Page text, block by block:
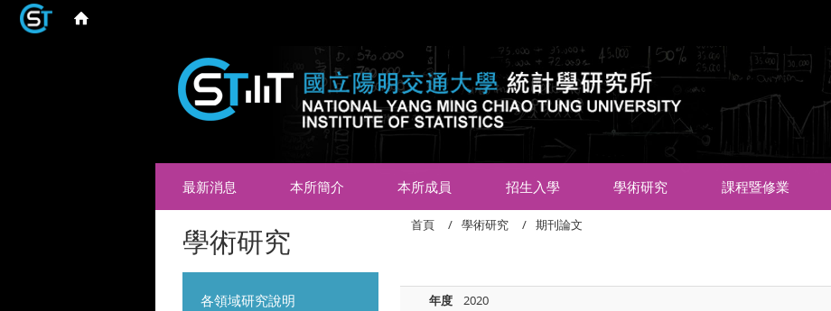
最新消息 本所簡介 本所成員 招生入學 學術研究 課程暨修業
學術研究
各領域研究說明
首頁 學術研究 期刊論文
年度
2020